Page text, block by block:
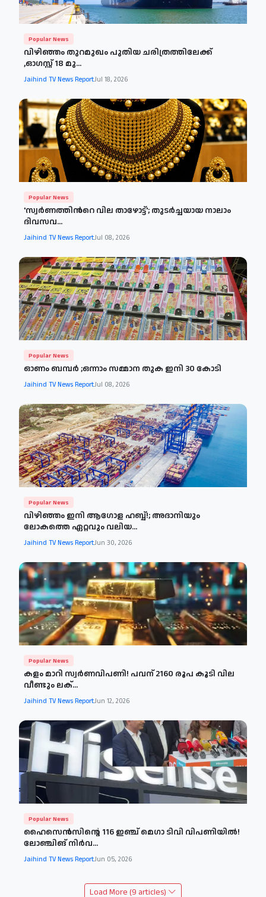
Popular News
വിഴിഞ്ഞം തുറമുഖം പുതിയ ചരിത്രത്തിലേക്ക്
,ഓഗസ്റ്റ് 18 മു...
Jaihind TV News ReportJul 18, 2026
Popular News
'സ്വര്‍ണത്തിന്‍റെ വില താഴോട്ട്'; തുടർച്ചയായ നാലാം
ദിവസവ...
Jaihind TV News ReportJul 08, 2026
Popular News
ഓണം ബമ്പർ ;ഒന്നാം സമ്മാന തുക ഇനി 30 കോടി
Jaihind TV News ReportJul 08, 2026
Popular News
വിഴിഞ്ഞം ഇനി ആഗോള ഹബ്ബ്!; അദാനിയും
ലോകത്തെ ഏറ്റവും വലിയ...
Jaihind TV News ReportJun 30, 2026
Popular News
കളം മാറി സ്വർണവിപണി! പവന് 2160 രൂപ കൂടി വില
വീണ്ടും ലക്...
Jaihind TV News ReportJun 12, 2026
Popular News
ഹൈസെൻസിന്റെ 116 ഇഞ്ച് മെഗാ ടിവി വിപണിയിൽ!
ലോഞ്ചിങ് നിർവ...
Jaihind TV News ReportJun 05, 2026
Load More (9 articles)